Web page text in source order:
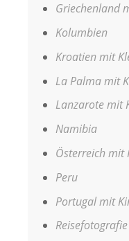
Griechenland
Kolumbien
Kroatien mit
La Palma mit
Lanzarote mit
Namibia
Österreich mit
Peru
Portugal mit
Reisefotografie